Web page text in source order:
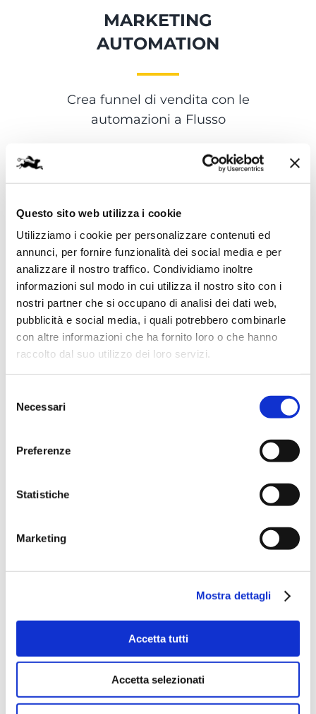
Questo sito web utilizza i cookie
Utilizziamo i cookie per personalizzare contenuti ed
annunci, per fornire funzionalità dei social media e per
analizzare il nostro traffico. Condividiamo inoltre
informazioni sul modo in cui utilizza il nostro sito con i
nostri partner che si occupano di analisi dei dati web,
pubblicità e social media, i quali potrebbero combinarle
con altre informazioni che ha fornito loro o che hanno
raccolto dal suo utilizzo dei loro servizi.
delNecessari
Preferenze
Statistiche
Marketing
Mostra dettagli
Accetta tutti
Accetta selezionati
MARKETING
AUTOMATION
Crea funnel di vendita con le
automazioni a Flusso
SITI &
ECOMMERCE
Dati di navigazione, acquisto e
comportamento
Survey & SMS